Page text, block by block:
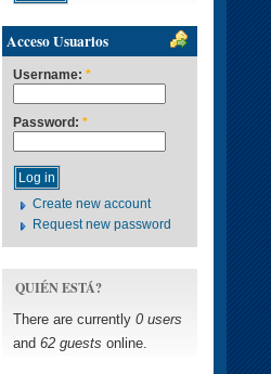
Acceso Usuarios
Username: *
Password: *
Create new account
Request new password
QUIÉN ESTÁ?
There are currently 0 users
and 62 guests online.